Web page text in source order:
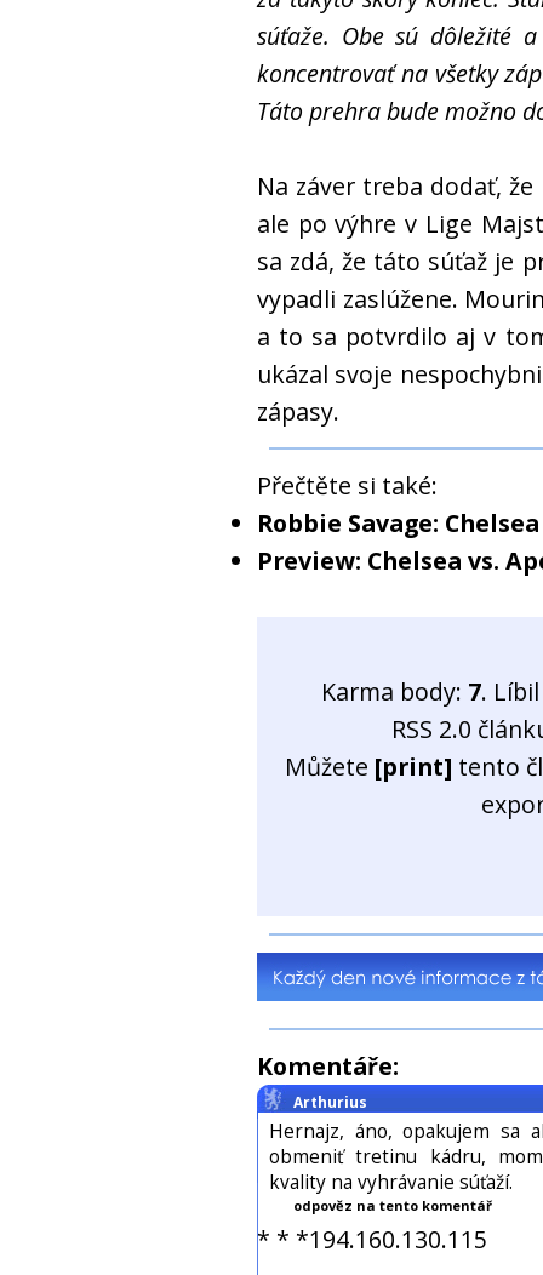
súťaže. Obe sú dôležité
koncentrovať na všetky
Táto prehra bude možno
Na záver treba dodať,
ale po výhre v Lige
sa zdá, že táto súťaž je
vypadli zaslúžene.
a to sa potvrdilo aj v
ukázal svoje
zápasy.
Přečtěte si také:
Robbie Savage:
Preview: Chelsea vs.
Karma body: 7.
RSS 2.0
Můžete [print] tento
Komentáře:
Arthurius
Hernajz, áno, opakujem sa
obmeniť tretinu kádru,
kvality na vyhrávanie súťaží.
odpověz na tento komentář
* * *194.160.130.115